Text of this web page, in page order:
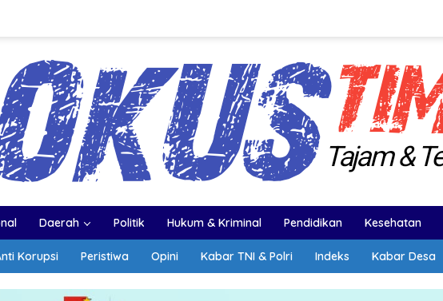
Daerah Politik Hukum & Kriminal Pendidikan Kesehatan
Korupsi Peristiwa Opini Kabar TNI & Polri Indeks Kabar Desa